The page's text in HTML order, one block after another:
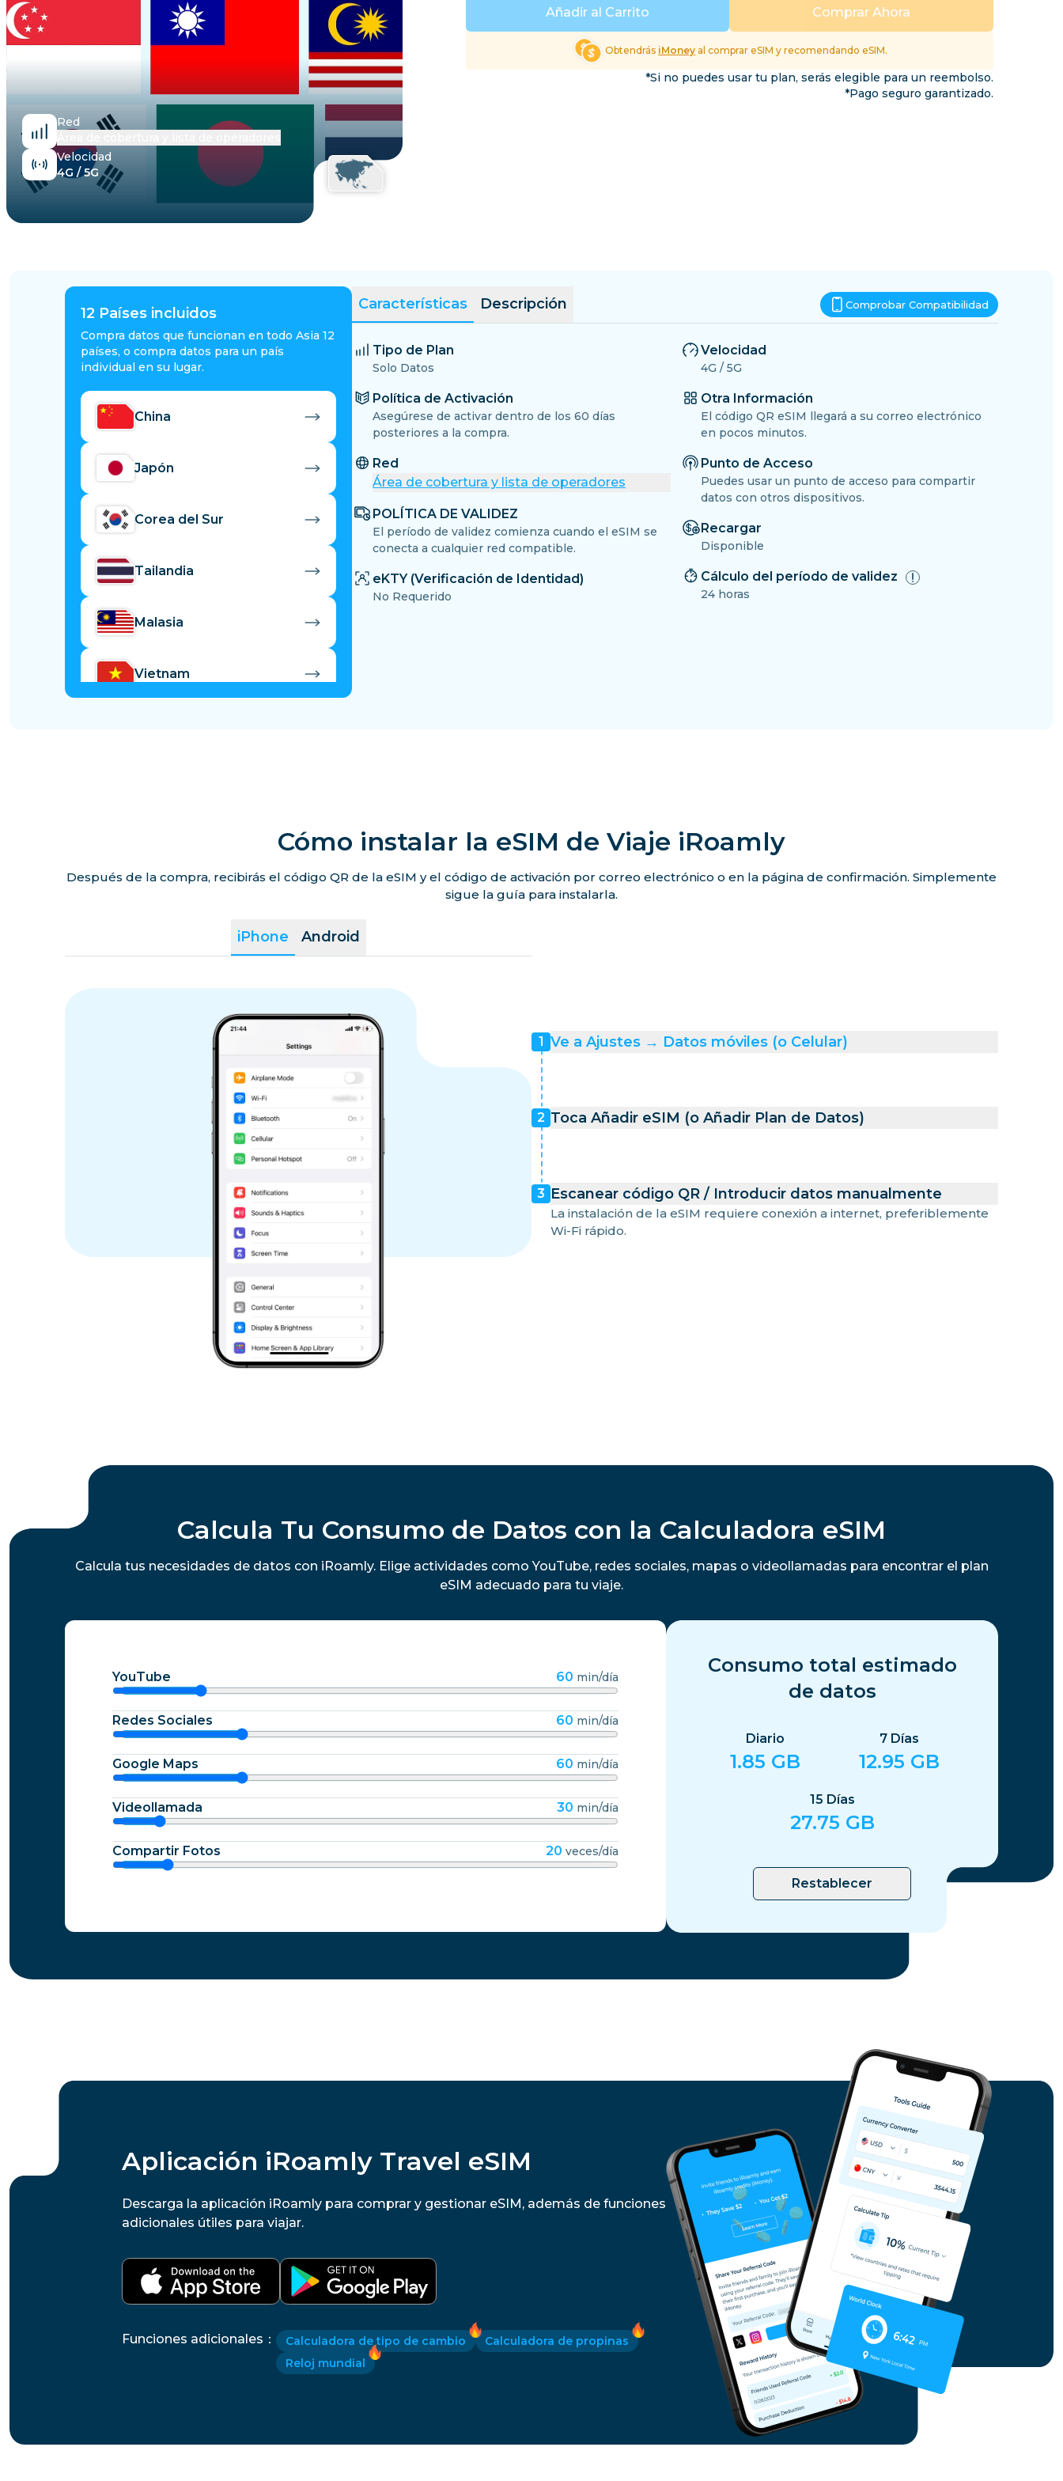
Explorar Todos los Destinos
Red
Velocidad
4G / 5G
Añadir al Carrito Comprar Ahora
Obtendrás iMoney al comprar eSIM y recomendando eSIM.
*Si no puedes usar tu plan, serás elegible para un reembolso.
*Pago seguro garantizado.
12 Países incluidos
Compra datos que funcionan en todo Asia 12
países, o compra datos para un país
individual en su lugar.
China
Japón
Corea del Sur
Tailandia
Malasia
Vietnam
Indonesia
Características Descripción Comprobar Compatibilidad
Tipo de Plan
Solo Datos
Política de Activación
Asegúrese de activar dentro de los 60 días
posteriores a la compra.
Red
Área de cobertura y lista de operadores
POLÍTICA DE VALIDEZ
El período de validez comienza cuando el eSIM se
conecta a cualquier red compatible.
eKTY (Verificación de Identidad)
No Requerido
Velocidad
4G / 5G
Otra Información
El código QR eSIM llegará a su correo electrónico
en pocos minutos.
Punto de Acceso
Puedes usar un punto de acceso para compartir
datos con otros dispositivos.
Recargar
Disponible
Cálculo del período de validez
24 horas
Cómo instalar la eSIM de Viaje iRoamly
Después de la compra, recibirás el código QR de la eSIM y el código de activación por correo electrónico o en la página de confirmación. Simplemente
sigue la guía para instalarla.
iPhone Android
1 Ve a Ajustes → Datos móviles (o Celular)
2 Toca Añadir eSIM (o Añadir Plan de Datos)
3 Escanear código QR / Introducir datos manualmente
La instalación de la eSIM requiere conexión a internet, preferiblemente
Wi-Fi rápido.
Calcula Tu Consumo de Datos con la Calculadora eSIM
Calcula tus necesidades de datos con iRoamly. Elige actividades como YouTube, redes sociales, mapas o videollamadas para encontrar el plan
eSIM adecuado para tu viaje.
YouTube 60 min/día
Redes Sociales 60 min/día
Google Maps 60 min/día
Videollamada 30 min/día
Compartir Fotos 20 veces/día
Consumo total estimado
de datos
Diario
1.85 GB
7 Días
12.95 GB
15 Días
27.75 GB
Restablecer
Aplicación iRoamly Travel eSIM
Descarga la aplicación iRoamly para comprar y gestionar eSIM, además de funciones
adicionales útiles para viajar.
Funciones adicionales ： Calculadora de tipo de cambio
Calculadora de propinas
Reloj mundial